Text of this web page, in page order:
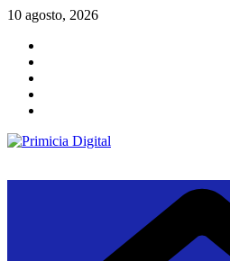
Saltar
contenido
10 agosto, 2026